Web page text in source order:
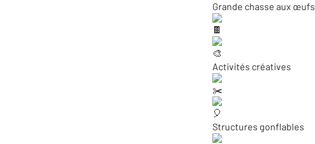
Grande chasse aux œufs
Activités créatives
Structures gonflables